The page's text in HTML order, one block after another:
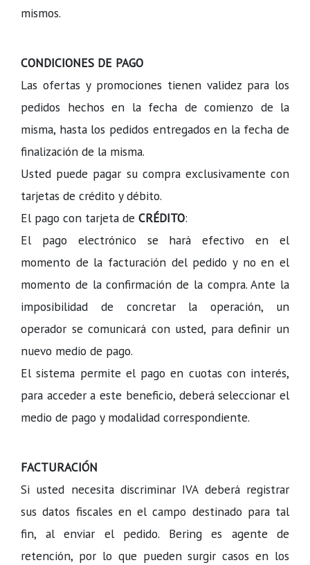
mismos.
CONDICIONES DE PAGO
Las ofertas y promociones tienen validez para los
pedidos hechos en la fecha de comienzo de la
misma, hasta los pedidos entregados en la fecha de
finalización de la misma.
Usted puede pagar su compra exclusivamente con
tarjetas de crédito y débito.
El pago con tarjeta de CRÉDITO:
El pago electrónico se hará efectivo en el
momento de la facturación del pedido y no en el
momento de la confirmación de la compra. Ante la
imposibilidad de concretar la operación, un
operador se comunicará con usted, para definir un
nuevo medio de pago.
El sistema permite el pago en cuotas con interés,
para acceder a este beneficio, deberá seleccionar el
medio de pago y modalidad correspondiente.
FACTURACIÓN
Si usted necesita discriminar IVA deberá registrar
sus datos fiscales en el campo destinado para tal
fin, al enviar el pedido. Bering es agente de
retención, por lo que pueden surgir casos en los